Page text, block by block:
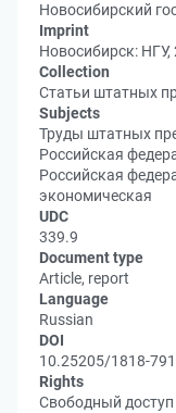
Новосибирский
Imprint
Новосибирск: НГУ,
Collection
Статьи штатных
Subjects
Труды штатных
Российская
Российская
экономическая
UDC
339.9
Document type
Article, report
Language
Russian
DOI
10.25205/1818-
Rights
Свободный доступ